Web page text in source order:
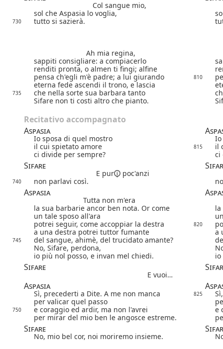
Col sangue mio,
sol che Aspasia lo voglia,
730 tutto si sazierà.
Ah mia regina,
sappiti consigliare: a compiacerlo
renditi pronta, o almen ti fingi; alfine
pensa ch'egli m'è padre; a lui giurando
810
eterna fede ascendi il trono, e lascia
735 che nella sorte sua barbara tanto
Sifare non ti costi altro che pianto.
Recitativo accompagnato
Aspasia
Io sposa di quel mostro
Io
il cui spietato amore
815
il
ci divide per sempre?
ci
Sifare
E pur poc'anzi
740 non parlavi così.
Aspasia
Tutta non m'era
la sua barbarie ancor ben nota. Or come
la
un tale sposo all'ara
potrei seguir, come accoppiar la destra 820
a una destra potrei tuttor fumante
a
745 del sangue, ahimè, del trucidato amante?
No, Sifare, perdona,
io più nol posso, e invan mel chiedi.
io
Sifare
E vuoi…
Aspasia
Sì, precederti a Dite. A me non manca 825
per valicar quel passo
750 e coraggio ed ardir, ma non l'avrei
e
per mirar del mio ben le angosce estreme.
Sifare
No, mio bel cor, noi moriremo insieme.